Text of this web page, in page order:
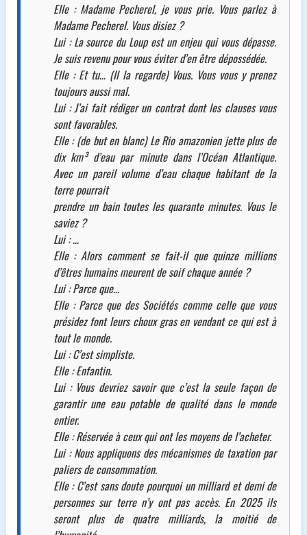
Elle : Madame Pecherel, je vous prie. Vous parlez à
Madame Pecherel. Vous disiez ?
Lui : La source du Loup est un enjeu qui vous dépasse.
Je suis revenu pour vous éviter d’en être dépossédée.
Elle : Et tu… (Il la regarde) Vous. Vous vous y prenez
toujours aussi mal.
Lui : J’ai fait rédiger un contrat dont les clauses vous
sont favorables.
Elle : (de but en blanc) Le Rio amazonien jette plus de
dix km³ d’eau par minute dans l’Océan Atlantique.
Avec un pareil volume d’eau chaque habitant de la
terre pourrait
prendre un bain toutes les quarante minutes. Vous le
saviez ?
Lui : …
Elle : Alors comment se fait-il que quinze millions
d’êtres humains meurent de soif chaque année ?
Lui : Parce que…
Elle : Parce que des Sociétés comme celle que vous
présidez font leurs choux gras en vendant ce qui est à
tout le monde.
Lui : C’est simpliste.
Elle : Enfantin.
Lui : Vous devriez savoir que c’est la seule façon de
garantir une eau potable de qualité dans le monde
entier.
Elle : Réservée à ceux qui ont les moyens de l’acheter.
Lui : Nous appliquons des mécanismes de taxation par
paliers de consommation.
Elle : C’est sans doute pourquoi un milliard et demi de
personnes sur terre n’y ont pas accès. En 2025 ils
seront plus de quatre milliards, la moitié de